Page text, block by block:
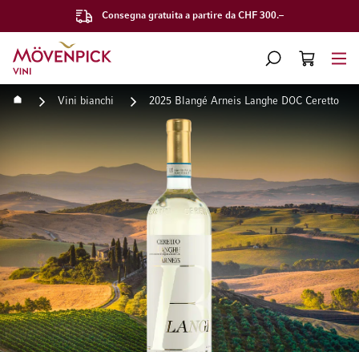
Consegna gratuita a partire da CHF 300.–
Vai alla Home Page
CERCA
CART
Home Vini bianchi 2025 Blangé Arneis Langhe DOC Ceretto
Vai alla fine della galleria di immagini